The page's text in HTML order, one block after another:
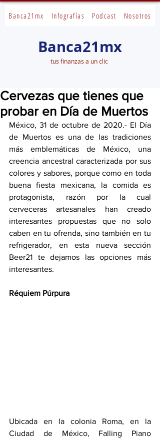
Banca21mx Infografías Podcast Nosotros
Banca21mx
tus finanzas a un clic
Cervezas que tienes que
probar en Día de Muertos
México, 31 de octubre de 2020.- El Día
de Muertos es una de las tradiciones
más emblemáticas de México, una
creencia ancestral caracterizada por sus
colores y sabores, porque como en toda
buena fiesta mexicana, la comida es
protagonista, razón por la cual
cerveceras artesanales han creado
interesantes propuestas que no solo
caben en tu ofrenda, sino también en tu
refrigerador, en esta nueva sección
Beer21 te dejamos las opciones más
interesantes.
Réquiem Púrpura
Ubicada en la colonia Roma, en la
Ciudad de México, Falling Piano